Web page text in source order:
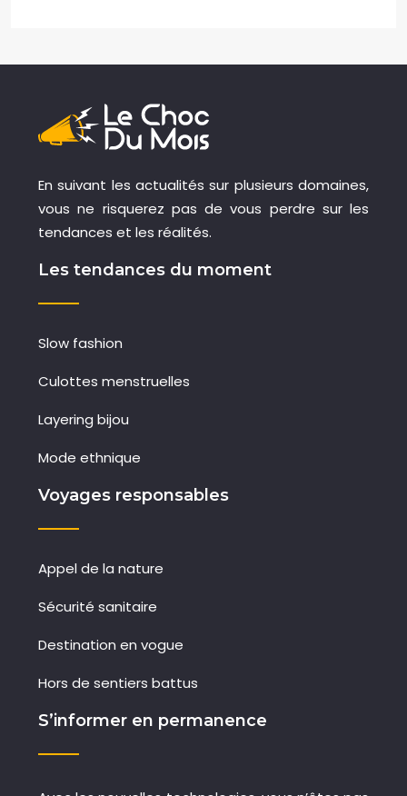
En suivant les actualités sur plusieurs domaines,
vous ne risquerez pas de vous perdre sur les
tendances et les réalités.
Les tendances du moment
Slow fashion
Culottes menstruelles
Layering bijou
Mode ethnique
Voyages responsables
Appel de la nature
Sécurité sanitaire
Destination en vogue
Hors de sentiers battus
S’informer en permanence